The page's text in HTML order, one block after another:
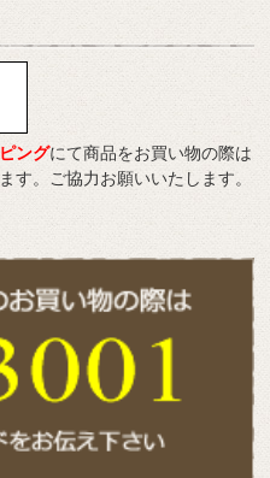
ングにて商品をお買い物の際は
す。ご協力お願いいたします。